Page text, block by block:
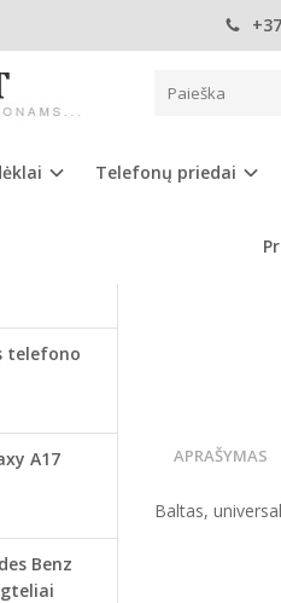
Telefonų priedai
Pagrindinis
BALTAS
APRAŠYMAS
Baltas,
telefono
A17
Benz